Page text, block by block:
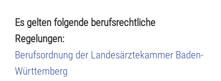
Es gelten folgende berufsrechtliche
Regelungen:
Berufsordnung der Landesärztekammer Baden-
Württemberg